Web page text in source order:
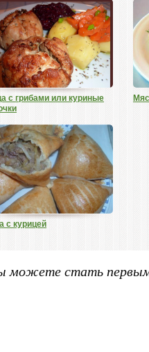
с грибами или куриные
с курицей
можете стать